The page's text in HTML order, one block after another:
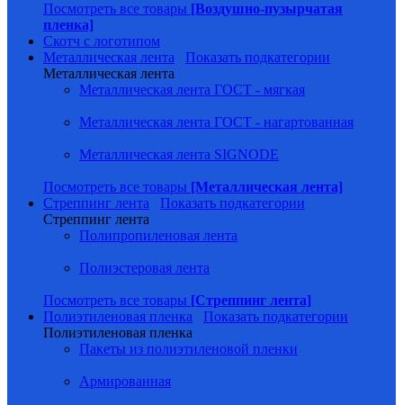
Посмотреть все товары [Воздушно-пузырчатая
пленка]
Скотч с логотипом
Металлическая лента
Показать подкатегории
Металлическая лента
Металлическая лента ГОСТ - мягкая
Металлическая лента ГОСТ - нагартованная
Металлическая лента SIGNODE
Посмотреть все товары [Металлическая лента]
Стреппинг лента
Показать подкатегории
Стреппинг лента
Полипропиленовая лента
Полиэстеровая лента
Посмотреть все товары [Стреппинг лента]
Полиэтиленовая пленка
Показать подкатегории
Полиэтиленовая пленка
Пакеты из полиэтиленовой пленки
Армированная